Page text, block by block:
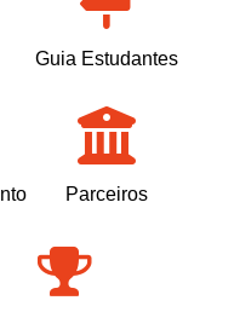
Guia Estudantes
Parceiros